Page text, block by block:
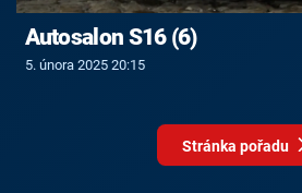
Autosalon S16 (6)
5. února 2025 20:15
Stránka pořadu